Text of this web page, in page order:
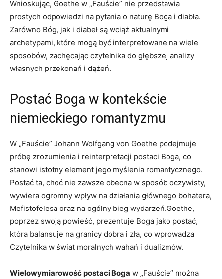
Wnioskując, Goethe w „Fauście” nie przedstawia
prostych odpowiedzi na pytania o naturę Boga i diabła.
Zarówno Bóg, jak i diabeł są wciąż aktualnymi
archetypami, które mogą być interpretowane na wiele
sposobów, zachęcając czytelnika do głębszej analizy
własnych przekonań i dążeń.
Postać Boga w kontekście
niemieckiego romantyzmu
W „Fauście” Johann Wolfgang von Goethe podejmuje
próbę zrozumienia i reinterpretacji postaci Boga, co
stanowi istotny element jego myślenia romantycznego.
Postać ta, choć nie zawsze obecna w sposób oczywisty,
wywiera ogromny wpływ na działania głównego bohatera,
Mefistofelesa oraz na ogólny bieg wydarzeń.Goethe,
poprzez swoją powieść, prezentuje Boga jako postać,
która balansuje na granicy dobra i zła, co wprowadza
Czytelnika w świat moralnych wahań i dualizmów.
Wielowymiarowość postaci Boga w „Fauście” można